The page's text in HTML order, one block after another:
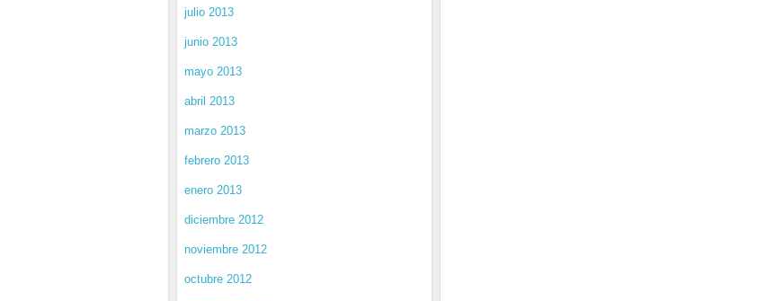
julio 2013
junio 2013
mayo 2013
abril 2013
marzo 2013
febrero 2013
enero 2013
diciembre 2012
noviembre 2012
octubre 2012